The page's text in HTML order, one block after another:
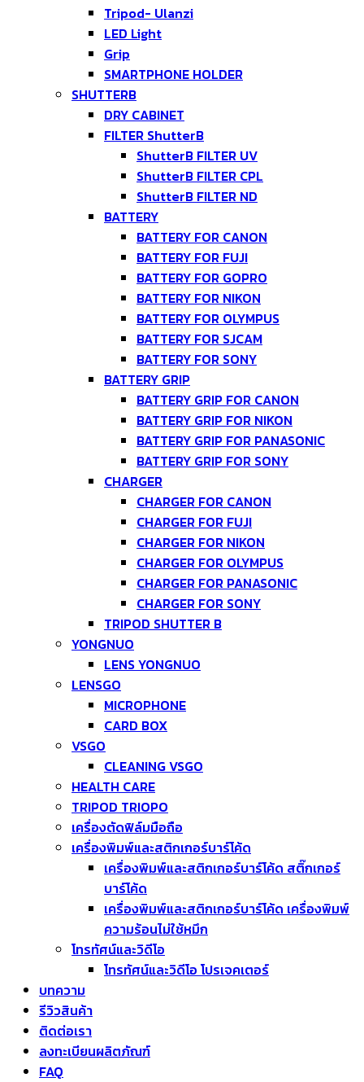
Tripod- Ulanzi
LED Light
Grip
SMARTPHONE HOLDER
SHUTTERB
DRY CABINET
FILTER ShutterB
ShutterB FILTER UV
ShutterB FILTER CPL
ShutterB FILTER ND
BATTERY
BATTERY FOR CANON
BATTERY FOR FUJI
BATTERY FOR GOPRO
BATTERY FOR NIKON
BATTERY FOR OLYMPUS
BATTERY FOR SJCAM
BATTERY FOR SONY
BATTERY GRIP
BATTERY GRIP FOR CANON
BATTERY GRIP FOR NIKON
BATTERY GRIP FOR PANASONIC
BATTERY GRIP FOR SONY
CHARGER
CHARGER FOR CANON
CHARGER FOR FUJI
CHARGER FOR NIKON
CHARGER FOR OLYMPUS
CHARGER FOR PANASONIC
CHARGER FOR SONY
TRIPOD SHUTTER B
YONGNUO
LENS YONGNUO
LENSGO
MICROPHONE
CARD BOX
VSGO
CLEANING VSGO
HEALTH CARE
TRIPOD TRIOPO
เครื่องตัดฟิล์มมือถือ
เครื่องพิมพ์และสติกเกอร์บาร์โค้ด
เครื่องพิมพ์และสติกเกอร์บาร์โค้ด สติ๊กเกอร์
บาร์โค้ด
เครื่องพิมพ์และสติกเกอร์บาร์โค้ด เครื่องพิมพ์
ความร้อนไม่ใช้หมึก
โทรทัศน์และวิดีโอ
โทรทัศน์และวิดีโอ โปรเจคเตอร์
บทความ
รีวิวสินค้า
ติดต่อเรา
ลงทะเบียนผลิตภัณฑ์
FAQ